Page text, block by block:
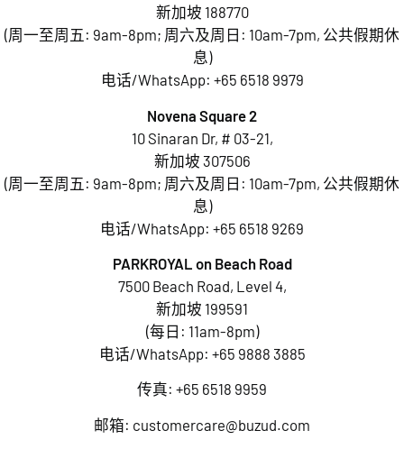
新加坡 188770
(周一至周五: 9am-8pm; 周六及周日: 10am-7pm, 公共假期休
息)
电话/WhatsApp: +65 6518 9979
Novena Square 2
10 Sinaran Dr, # 03-21,
新加坡 307506
(周一至周五: 9am-8pm; 周六及周日: 10am-7pm, 公共假期休
息)
电话/WhatsApp: +65 6518 9269
PARKROYAL on Beach Road
7500 Beach Road, Level 4,
新加坡 199591
(每日: 11am-8pm)
电话/WhatsApp: +65 9888 3885
传真: +65 6518 9959
邮箱: customercare@buzud.com